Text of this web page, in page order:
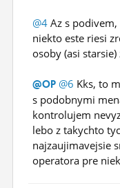
@4 Az s
niekto este riesi
osoby (asi starsie)
@OP @6 Kks, to
s podobnymi
kontrolujem
lebo z takychto
najzaujimavejsie
operatora pre